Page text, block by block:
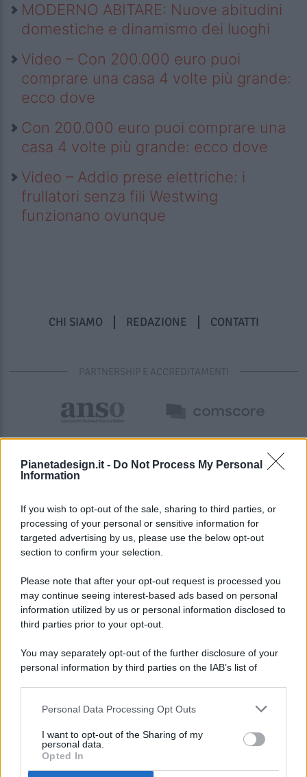
Pianetadesign.it - Do Not Process My Personal
Information
If you wish to opt-out of the sale, sharing to third parties, or
processing of your personal or sensitive information for
targeted advertising by us, please use the below opt-out
section to confirm your selection.
Please note that after your opt-out request is processed you
may continue seeing interest-based ads based on personal
information utilized by us or personal information disclosed to
third parties prior to your opt-out.
You may separately opt-out of the further disclosure of your
personal information by third parties on the IAB’s list of
This information may also be disclosed by us to third parties
disclose it to other third parties.
Personal Data Processing Opt Outs
I want to opt-out of the Sharing of my
personal data.
Opted In
MODERNO ABITARE: Nuove abitudini
domestiche e dinamismo dei luoghi
Video – Con 200.000 euro puoi
comprare una casa 4 volte più grande:
ecco dove
Con 200.000 euro puoi comprare una
casa 4 volte più grande: ecco dove
Video – Addio prese elettriche: i
frullatori senza fili Westwing
funzionano ovunque
CHI SIAMO REDAZIONE CONTATTI
PARTNERSHIP E ACCREDITAMENTI
© 2026 - Pianeta Design - P.IVA 04827280654 - Testata
Registrata Al Tribunale Di Nocera Inferiore N. 8/2020 - RG N.
ISCRIZIONE AL ROC N. 35792 – ISCRITTA ALL’ANSO
(ASSOCIAZIONE NAZIONALE STAMPA ONLINE)
PREFERENZE PRIVACY